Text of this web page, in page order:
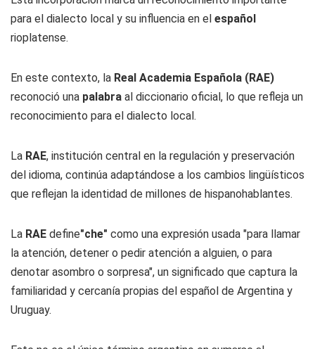
para el dialecto local y su influencia en el español
rioplatense.
En este contexto, la Real Academia Española (RAE)
reconoció una palabra al diccionario oficial, lo que refleja un
reconocimiento para el dialecto local.
La RAE, institución central en la regulación y preservación
del idioma, continúa adaptándose a los cambios lingüísticos
que reflejan la identidad de millones de hispanohablantes.
La RAE define"che" como una expresión usada "para llamar
la atención, detener o pedir atención a alguien, o para
denotar asombro o sorpresa", un significado que captura la
familiaridad y cercanía propias del español de Argentina y
Uruguay.